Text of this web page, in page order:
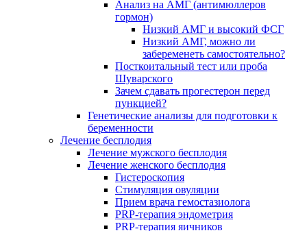
Анализ на АМГ (антимюллеров
гормон)
Низкий АМГ и высокий ФСГ
Низкий АМГ, можно ли
забеременеть самостоятельно?
Посткоитальный тест или проба
Шуварского
Зачем сдавать прогестерон перед
пункцией?
Генетические анализы для подготовки к
беременности
Лечение бесплодия
Лечение мужского бесплодия
Лечение женского бесплодия
Гистероскопия
Стимуляция овуляции
Прием врача гемостазиолога
PRP-терапия эндометрия
PRP-терапия яичников